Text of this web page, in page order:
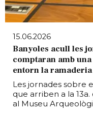
15.06.2026
Banyoles acull les
comptaran amb
entorn la ramaderia
Les jornades sobre
que arriben a la 13a.
al Museu